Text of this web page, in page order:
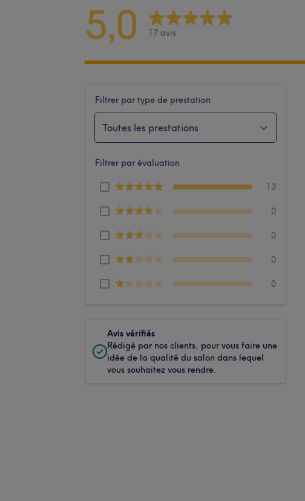
5,0 17 avis
Filtrer par type de prestation
Toutes les prestations
Filtrer par évaluation
13
0
0
0
0
Avis vérifiés
Rédigé par nos clients, pour vous faire une
idée de la qualité du salon dans lequel
vous souhaitez vous rendre.